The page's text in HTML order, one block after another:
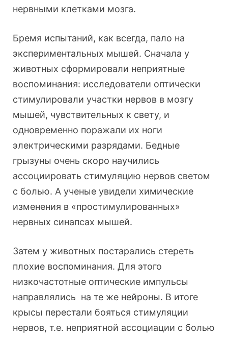
нервными клетками мозга.
Бремя испытаний, как всегда, пало на
экспериментальных мышей. Сначала у
животных сформировали неприятные
воспоминания: исследователи оптически
стимулировали участки нервов в мозгу
мышей, чувствительных к свету, и
одновременно поражали их ноги
электрическими разрядами. Бедные
грызуны очень скоро научились
ассоциировать стимуляцию нервов светом
с болью. А ученые увидели химические
изменения в «простимулированных»
нервных синапсах мышей.
Затем у животных постарались стереть
плохие воспоминания. Для этого
низкочастотные оптические импульсы
направлялись на те же нейроны. В итоге
крысы перестали бояться стимуляции
нервов, т.е. неприятной ассоциации с болью